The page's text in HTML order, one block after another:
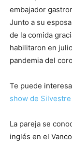
embajador
Junto a su
de la comida
habilitaron en
pandemia del
Te puede
show de
La pareja se
inglés en el